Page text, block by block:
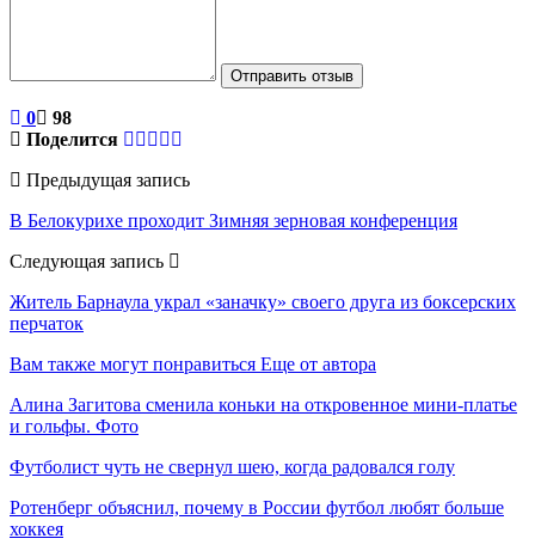
Отправить отзыв
0
98
Поделится
Предыдущая запись
В Белокурихе проходит Зимняя зерновая конференция
Следующая запись
Житель Барнаула украл «заначку» своего друга из боксерских
перчаток
Вам также могут понравиться Еще от автора
Алина Загитова сменила коньки на откровенное мини-платье
и гольфы. Фото
Футболист чуть не свернул шею, когда радовался голу
Ротенберг объяснил, почему в России футбол любят больше
хоккея